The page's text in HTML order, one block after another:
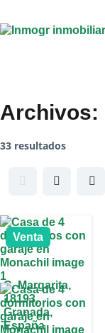
Archivos:
33 resultados
Venta
C. Margarita,
18193,
Granada,
España